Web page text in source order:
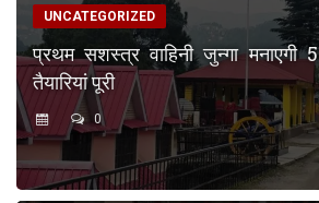
UNCATEGORIZED
प्रथम सशस्त्र वाहिनी जुन्गा मनाएगी
तैयारियां पूरी
0